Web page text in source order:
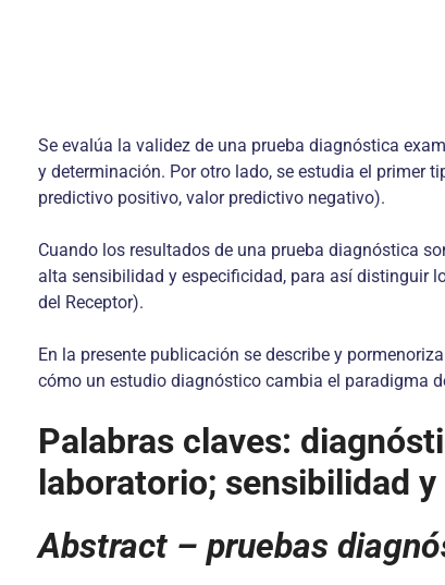
Se evalúa la validez de una prueba diagnóstica
y determinación. Por otro lado, se estudia el primer
predictivo positivo, valor predictivo negativo).
Cuando los resultados de una prueba diagnóstica
alta sensibilidad y especificidad, para así distinguir
del Receptor).
En la presente publicación se describe y
cómo un estudio diagnóstico cambia el paradigma
Palabras claves:
laboratorio; sensibilidad
Abstract – pruebas